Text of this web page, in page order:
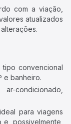
com a viação,
atualizados
convencional
e banheiro.
condicionado,
para viagens
possivelmente,